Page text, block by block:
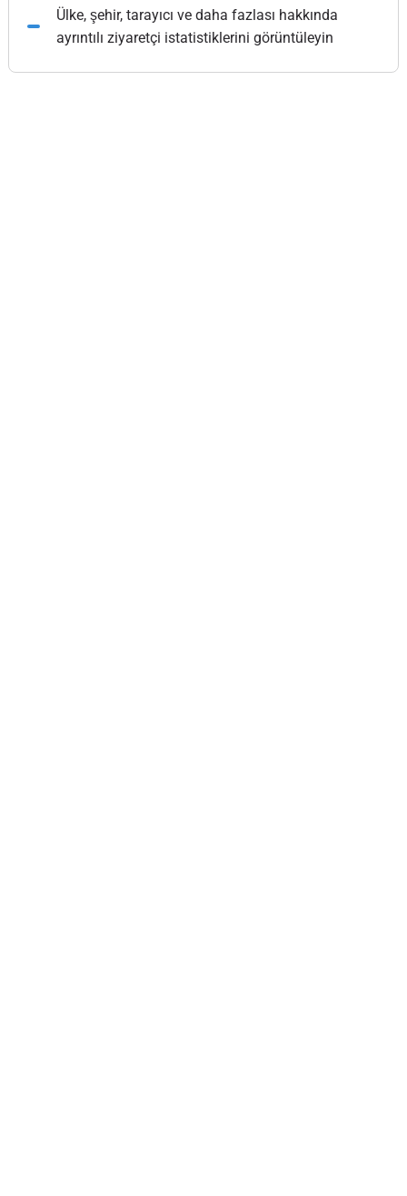
Ülke, şehir, tarayıcı ve daha fazlası hakkında
ayrıntılı ziyaretçi istatistiklerini görüntüleyin